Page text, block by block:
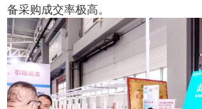
备采购成交率极高。